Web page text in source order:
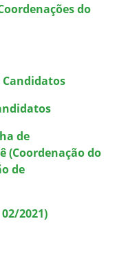
do
Candidatos
de
(Coordenação do
de
2021)